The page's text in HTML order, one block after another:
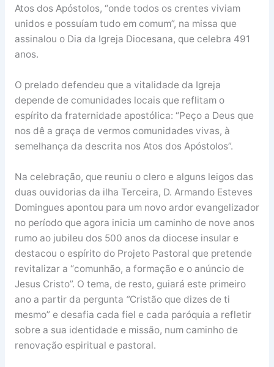
Atos dos Apóstolos, “onde todos os crentes viviam
unidos e possuíam tudo em comum”, na missa que
assinalou o Dia da Igreja Diocesana, que celebra 491
anos.
O prelado defendeu que a vitalidade da Igreja
depende de comunidades locais que reflitam o
espírito da fraternidade apostólica: “Peço a Deus que
nos dê a graça de vermos comunidades vivas, à
semelhança da descrita nos Atos dos Apóstolos”.
Na celebração, que reuniu o clero e alguns leigos das
duas ouvidorias da ilha Terceira, D. Armando Esteves
Domingues apontou para um novo ardor evangelizador
no período que agora inicia um caminho de nove anos
rumo ao jubileu dos 500 anos da diocese insular e
destacou o espírito do Projeto Pastoral que pretende
revitalizar a “comunhão, a formação e o anúncio de
Jesus Cristo”. O tema, de resto, guiará este primeiro
ano a partir da pergunta “Cristão que dizes de ti
mesmo” e desafia cada fiel e cada paróquia a refletir
sobre a sua identidade e missão, num caminho de
renovação espiritual e pastoral.